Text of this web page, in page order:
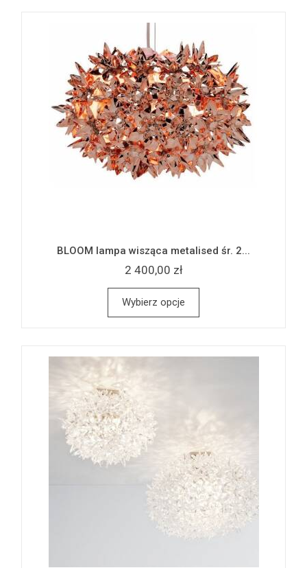
BLOOM lampa wisząca metalised śr. 2...
2 400,00 zł
Wybierz opcje